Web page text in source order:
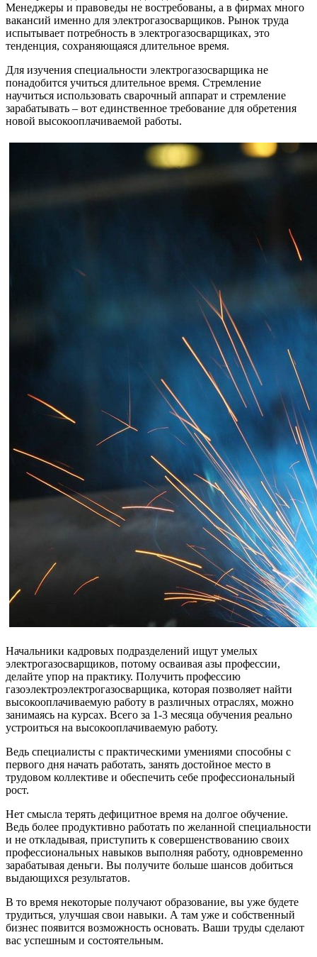
Менеджеры и правоведы не востребованы, а в фирмах много
вакансий именно для электрогазосварщиков. Рынок труда
испытывает потребность в электрогазосварщиках, это
тенденция, сохраняющаяся длительное время.
Для изучения специальности электрогазосварщика не
понадобится учиться длительное время. Стремление
научиться использовать сварочный аппарат и стремление
зарабатывать – вот единственное требование для обретения
новой высокооплачиваемой работы.
Начальники кадровых подразделений ищут умелых
электрогазосварщиков, потому осваивая азы профессии,
делайте упор на практику. Получить профессию
газоэлектроэлектрогазосварщика, которая позволяет найти
высокооплачиваемую работу в различных отраслях, можно
занимаясь на курсах. Всего за 1-3 месяца обучения реально
устроиться на высокооплачиваемую работу.
Ведь специалисты с практическими умениями способны с
первого дня начать работать, занять достойное место в
трудовом коллективе и обеспечить себе профессиональный
рост.
Нет смысла терять дефицитное время на долгое обучение.
Ведь более продуктивно работать по желанной специальности
и не откладывая, приступить к совершенствованию своих
профессиональных навыков выполняя работу, одновременно
зарабатывая деньги. Вы получите больше шансов добиться
выдающихся результатов.
В то время некоторые получают образование, вы уже будете
трудиться, улучшая свои навыки. А там уже и собственный
бизнес появится возможность основать. Ваши труды сделают
вас успешным и состоятельным.